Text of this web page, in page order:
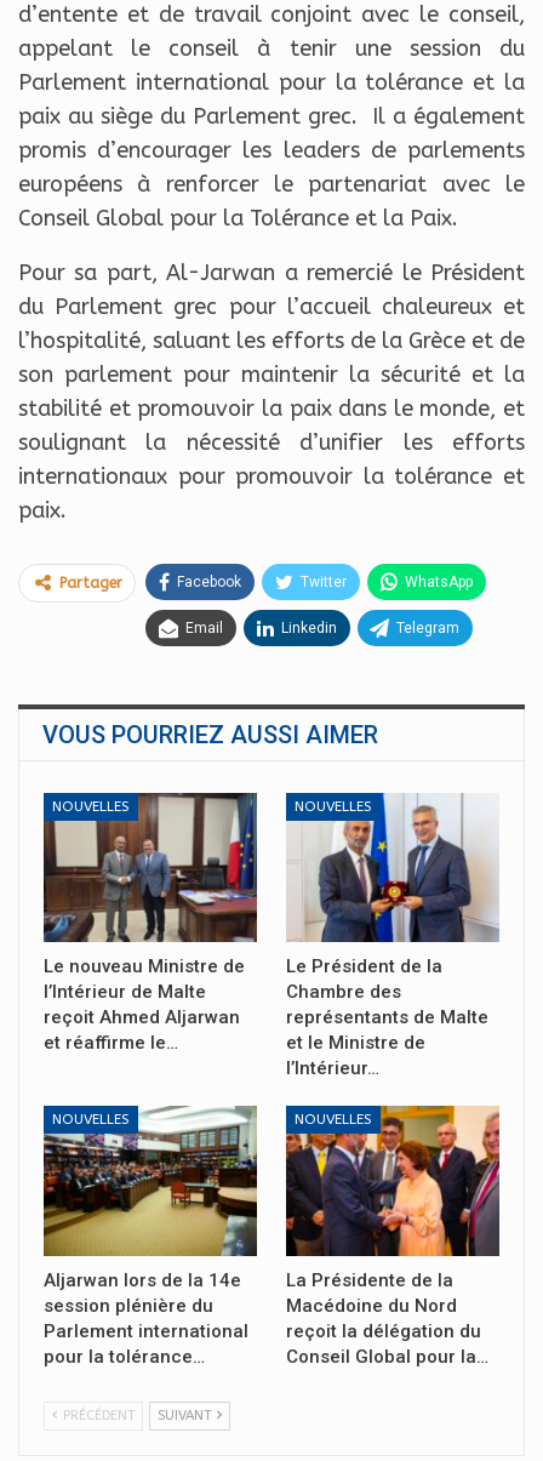
d’entente et de travail conjoint avec le conseil,
appelant le conseil à tenir une session du
Parlement international pour la tolérance et la
paix au siège du Parlement grec. Il a également
promis d’encourager les leaders de parlements
européens à renforcer le partenariat avec le
Conseil Global pour la Tolérance et la Paix.
Pour sa part, Al-Jarwan a remercié le Président
du Parlement grec pour l’accueil chaleureux et
l’hospitalité, saluant les efforts de la Grèce et de
son parlement pour maintenir la sécurité et la
stabilité et promouvoir la paix dans le monde, et
soulignant la nécessité d’unifier les efforts
internationaux pour promouvoir la tolérance et
paix.
Partager Facebook Twitter WhatsApp
Email Linkedin Telegram
VOUS POURRIEZ AUSSI AIMER
NOUVELLES
Le nouveau Ministre de
l’Intérieur de Malte
reçoit Ahmed Aljarwan
et réaffirme le…
NOUVELLES
Le Président de la
Chambre des
représentants de Malte
et le Ministre de
l’Intérieur…
NOUVELLES
Aljarwan lors de la 14e
session plénière du
Parlement international
pour la tolérance…
NOUVELLES
La Présidente de la
Macédoine du Nord
reçoit la délégation du
Conseil Global pour la…
PRÉCÉDENT SUIVANT